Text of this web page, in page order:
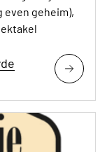
geheim),